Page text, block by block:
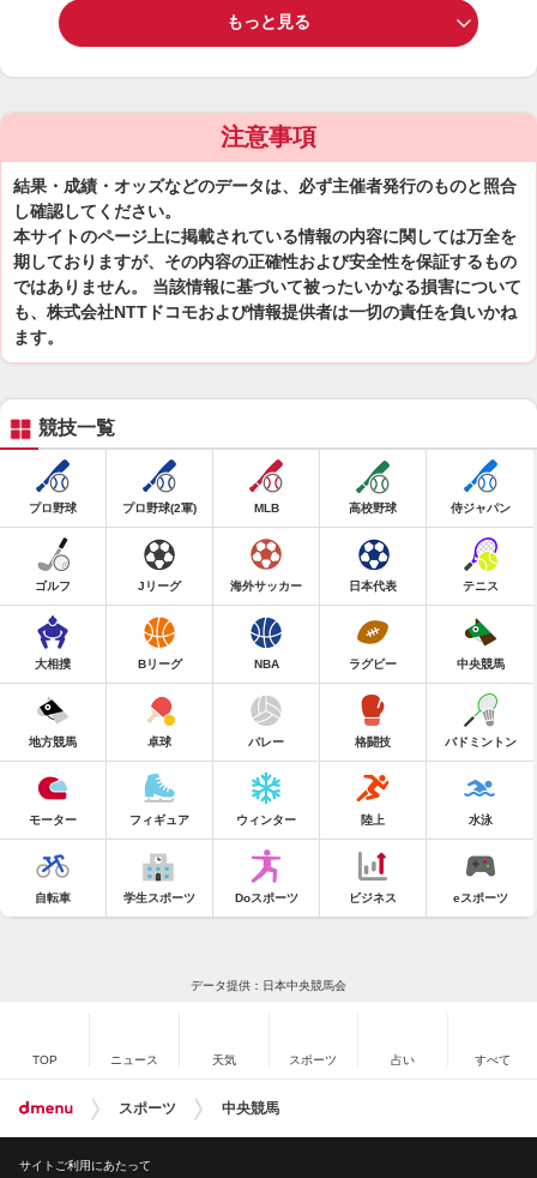
もっと見る
注意事項
結果・成績・オッズなどのデータは、必ず主催者発行のものと照合
し確認してください。
本サイトのページ上に掲載されている情報の内容に関しては万全を
期しておりますが、その内容の正確性および安全性を保証するもの
ではありません。 当該情報に基づいて被ったいかなる損害について
も、株式会社NTTドコモおよび情報提供者は一切の責任を負いかね
ます。
競技一覧
プロ野球 プロ野球(2軍) MLB 高校野球 侍ジャパン
ゴルフ Jリーグ 海外サッカー 日本代表 テニス
大相撲 Bリーグ NBA ラグビー 中央競馬
地方競馬 卓球 バレー 格闘技 バドミントン
モーター フィギュア ウィンター 陸上 水泳
自転車 学生スポーツ Doスポーツ ビジネス eスポーツ
データ提供：日本中央競馬会
TOP ニュース 天気 スポーツ 占い すべて
スポーツ 中央競馬
サイトご利用にあたって